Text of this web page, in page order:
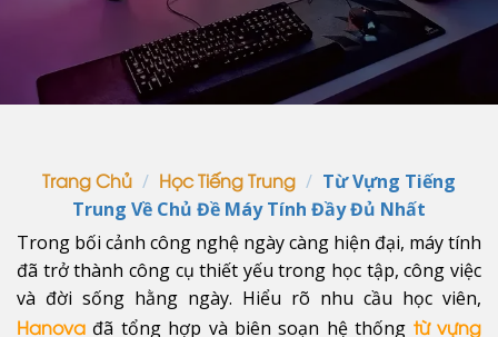
Trang Chủ / Học Tiếng Trung / Từ Vựng Tiếng
Trung Về Chủ Đề Máy Tính Đầy Đủ Nhất
Trong bối cảnh công nghệ ngày càng hiện đại, máy tính
đã trở thành công cụ thiết yếu trong học tập, công việc
và đời sống hằng ngày. Hiểu rõ nhu cầu học viên,
Hanova đã tổng hợp và biên soạn hệ thống từ vựng